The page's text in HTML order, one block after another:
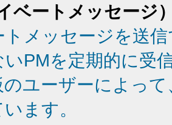
ベートメッセージ
トメッセージを送
PMを定期的に受
のユーザーによっ
ます。